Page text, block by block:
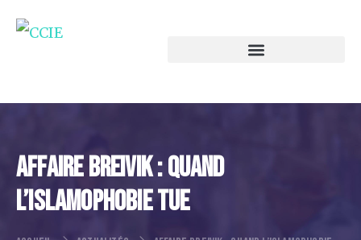
Affaire Breivik : Quand
L’islamophobie Tue